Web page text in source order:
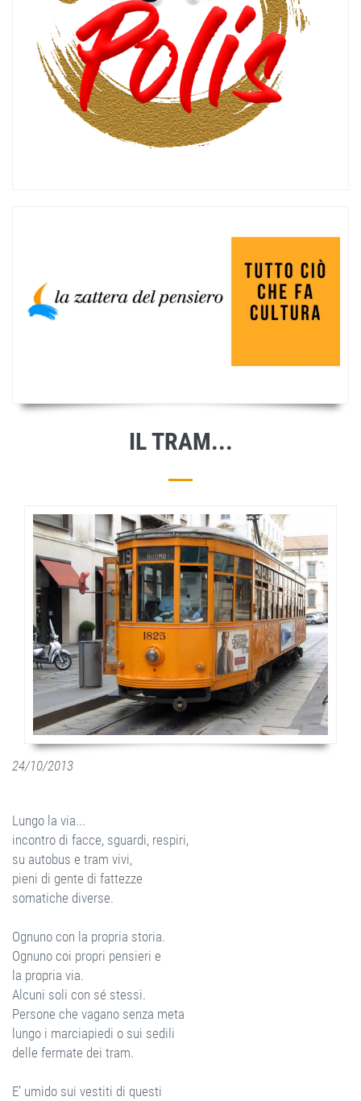
IL TRAM...
24/10/2013
Lungo la via...
incontro di facce, sguardi, respiri,
su autobus e tram vivi,
pieni di gente di fattezze
somatiche diverse.
Ognuno con la propria storia.
Ognuno coi propri pensieri e
la propria via.
Alcuni soli con sé stessi.
Persone che vagano senza meta
lungo i marciapiedi o sui sedili
delle fermate dei tram.
E’ umido sui vestiti di questi